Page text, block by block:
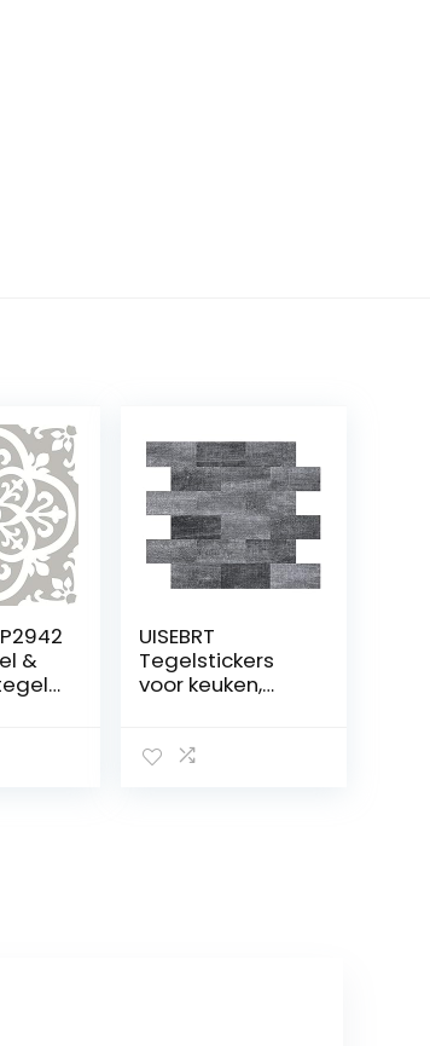
&
UISEBRT
Tegelstickers
voor keuken,
em, pvc,